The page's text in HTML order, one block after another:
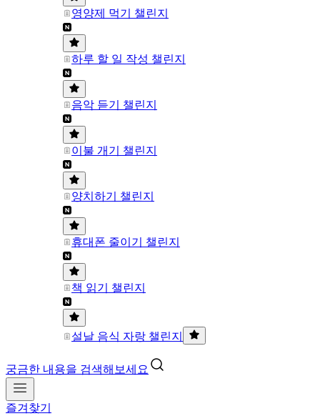
영양제 먹기 챌린지
하루 할 일 작성 챌린지
음악 듣기 챌린지
이불 개기 챌린지
양치하기 챌린지
휴대폰 줄이기 챌린지
책 읽기 챌린지
설날 음식 자랑 챌린지
궁금한 내용을 검색해보세요
즐겨찾기